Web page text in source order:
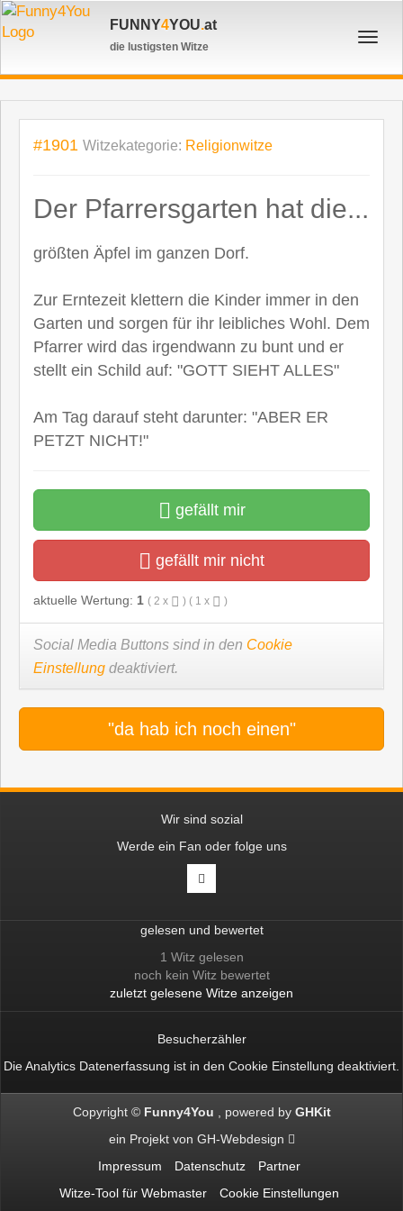
FUNNY4YOU.at
die lustigsten Witze
#1901 Witzekategorie: Religionwitze
Der Pfarrersgarten hat die...
größten Äpfel im ganzen Dorf.
Zur Erntezeit klettern die Kinder immer in den
Garten und sorgen für ihr leibliches Wohl. Dem
Pfarrer wird das irgendwann zu bunt und er
stellt ein Schild auf: "GOTT SIEHT ALLES"
Am Tag darauf steht darunter: "ABER ER
PETZT NICHT!"
gefällt mir
gefällt mir nicht
aktuelle Wertung: 1 ( 2 x ) ( 1 x )
Social Media Buttons sind in den Cookie
Einstellung deaktiviert.
"da hab ich noch einen"
Wir sind sozial
Werde ein Fan oder folge uns
gelesen und bewertet
1 Witz gelesen
noch kein Witz bewertet
zuletzt gelesene Witze anzeigen
Besucherzähler
Die Analytics Datenerfassung ist in den Cookie Einstellung deaktiviert.
Copyright © Funny4You powered by GHKit
ein Projekt von GH-Webdesign
Impressum
Datenschutz
Partner
Witze-Tool für Webmaster
Cookie Einstellungen